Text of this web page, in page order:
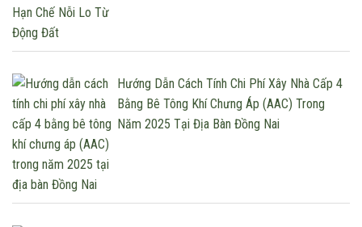
Hướng Dẫn Cách Tính Chi Phí Xây Nhà Cấp 4
Bằng Bê Tông Khí Chưng Áp (AAC) Trong
Năm 2025 Tại Địa Bàn Đồng Nai